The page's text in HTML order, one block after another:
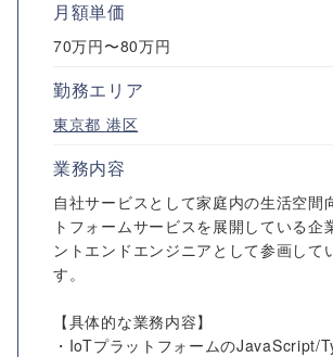
月額単価
70万円〜80万円
勤務エリア
東京都 港区
業務内容
自社サービスとして家庭内の生活空間
トフォームサービスを展開している企
ントエンドエンジニアとして参画して
す。
【具体的な業務内容】
・IoTプラットフォームのJavaScript/